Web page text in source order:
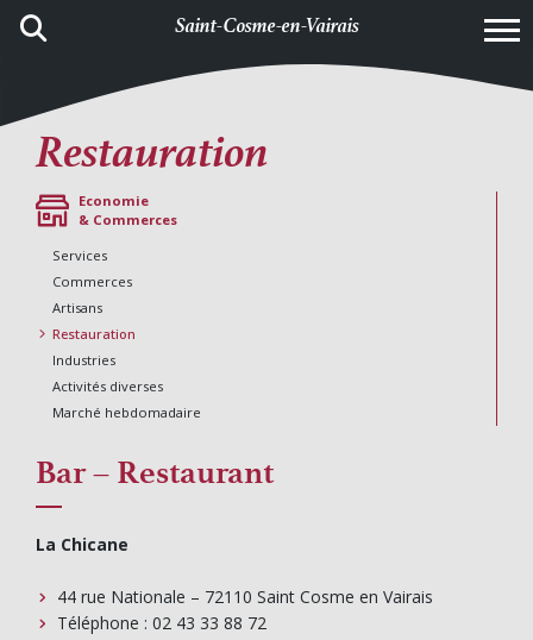
Saint-Cosme-en-Vairais
Restauration
Economie
& Commerces
Services
Commerces
Artisans
Restauration
Industries
Activités diverses
Marché hebdomadaire
Bar – Restaurant
La Chicane
44 rue Nationale – 72110 Saint Cosme en Vairais
Téléphone : 02 43 33 88 72